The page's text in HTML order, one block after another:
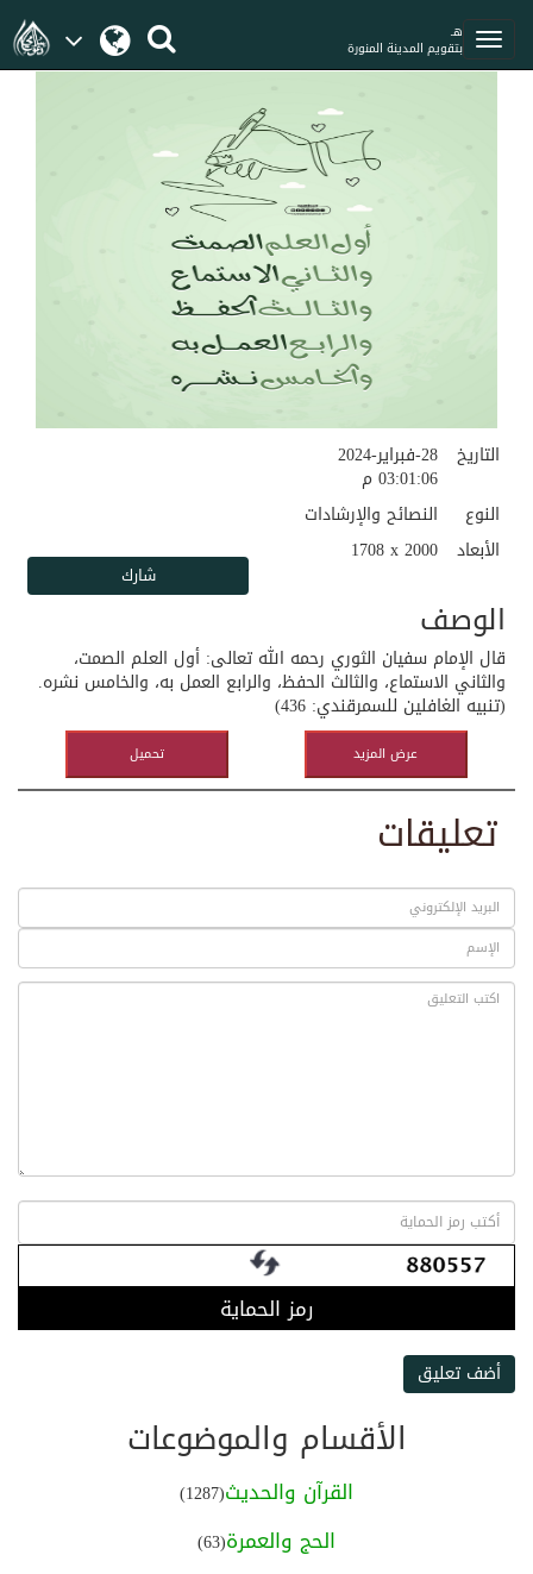
هـ
بتقويم المدينة المنورة
28-فبراير-2024
03:01:06 م
التاريخ
النصائح والإرشادات
النوع
1708 x 2000 الأبعاد
الوصف
قال الإمام سفيان الثوري رحمه الله تعالى: أول العلم الصمت،
والثاني الاستماع، والثالث الحفظ، والرابع العمل به، والخامس نشره.
(تنبيه الغافلين للسمرقندي: 436)
تحميل عرض المزيد
تعليقات
رمز الحماية
أضف تعليق
الأقسام والموضوعات
القرآن والحديث(1287)
الحج والعمرة(63)